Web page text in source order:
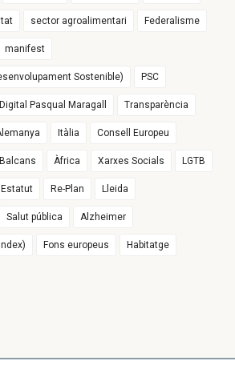
sector agroalimentari Federalisme
manifest
Sostenible) PSC
Pasqual Maragall Transparència
Itàlia Consell Europeu
Balcans Àfrica Xarxes Socials LGTB
Estatut Re-Plan Lleida
Salut pública Alzheimer
Fons europeus Habitatge